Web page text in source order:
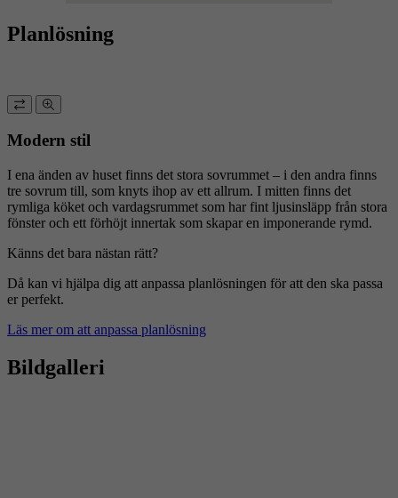
Planlösning
Modern stil
I ena änden av huset finns det stora sovrummet – i den andra finns
tre sovrum till, som knyts ihop av ett allrum. I mitten finns det
rymliga köket och vardagsrummet som har fint ljusinsläpp från stora
fönster och ett förhöjt innertak som skapar en imponerande rymd.
Känns det bara nästan rätt?
Då kan vi hjälpa dig att anpassa planlösningen för att den ska passa
er perfekt.
Läs mer om att anpassa planlösning
Bildgalleri